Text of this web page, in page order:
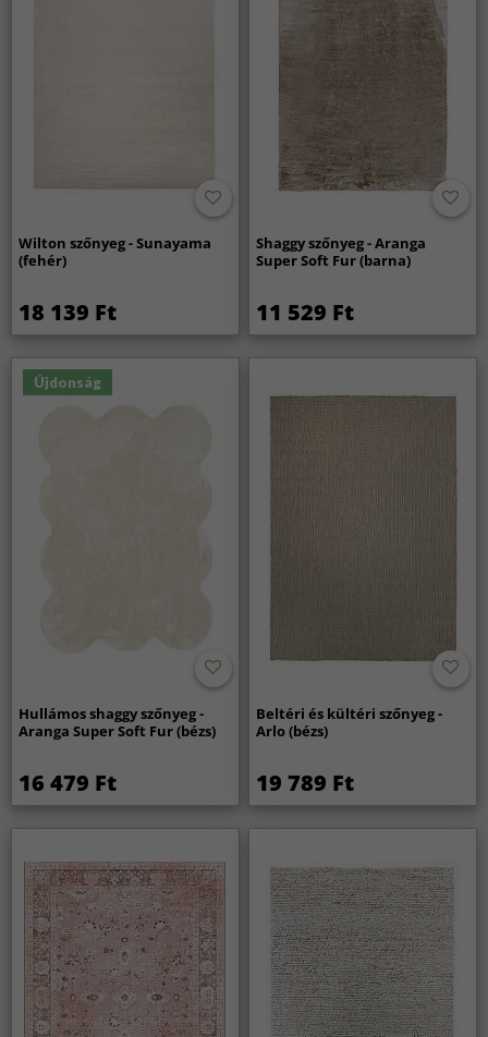
Wilton szőnyeg - Sunayama
(fehér)
18 139 Ft
Shaggy szőnyeg - Aranga
Super Soft Fur (barna)
11 529 Ft
Újdonság
Hullámos shaggy szőnyeg -
Aranga Super Soft Fur (bézs)
16 479 Ft
Beltéri és kültéri szőnyeg -
Arlo (bézs)
19 789 Ft